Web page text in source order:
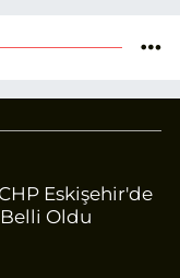
Eskişehir'de
Belli Oldu